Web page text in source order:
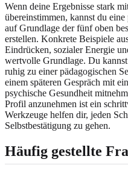
Wenn deine Ergebnisse stark
übereinstimmen, kannst du
auf Grundlage der fünf oben
erstellen. Konkrete Beispiele
Eindrücken, sozialer Energie
wertvolle Grundlage. Du
ruhig zu einerpädagogischen
einem späteren Gespräch mit
psychische Gesundheit
Profil anzunehmen ist ein
Werkzeuge helfen dir, jeden
Selbstbestätigung zu gehen.
Häufig gestellte